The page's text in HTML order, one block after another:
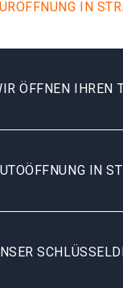
IN
ÖFFNEN IHREN
IN